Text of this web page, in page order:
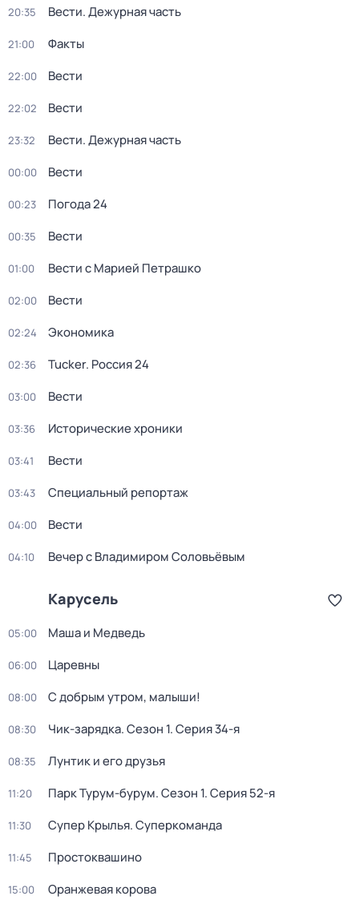
20:35 Вести. Дежурная часть
21:00 Факты
22:00 Вести
22:02 Вести
23:32 Вести. Дежурная часть
00:00 Вести
00:23 Погода 24
00:35 Вести
01:00 Вести с Марией Петрашко
02:00 Вести
02:24 Экономика
02:36 Tucker. Россия 24
03:00 Вести
03:36 Исторические хроники
03:41 Вести
03:43 Специальный репортаж
04:00 Вести
04:10 Вечер с Владимиром Соловьёвым
Карусель
05:00 Маша и Медведь
06:00 Царевны
08:00 С добрым утром, малыши!
08:30 Чик-зарядка. Сезон 1. Серия 34-я
08:35 Лунтик и его друзья
11:20 Парк Турум-бурум. Сезон 1. Серия 52-я
11:30 Супер Крылья. Суперкоманда
11:45 Простоквашино
15:00 Оранжевая корова